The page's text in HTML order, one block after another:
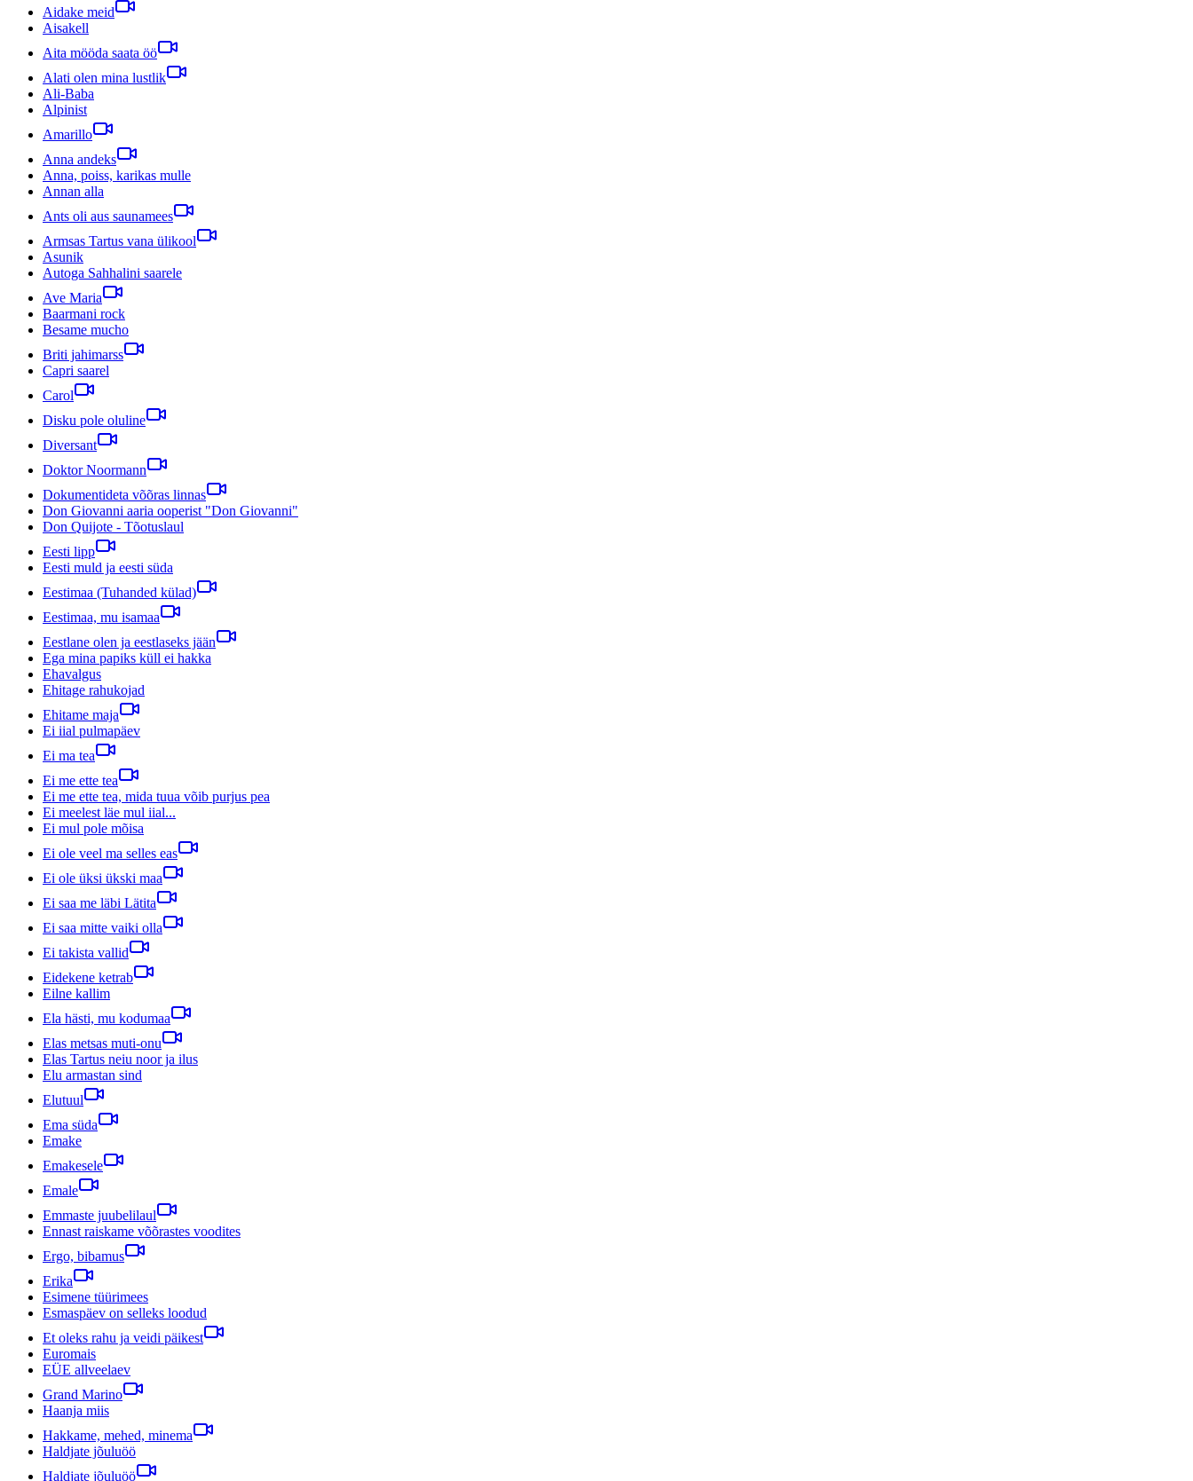
Aidake meid
Aisakell
Aita mööda saata öö
Alati olen mina lustlik
Ali-Baba
Alpinist
Amarillo
Anna andeks
Anna, poiss, karikas mulle
Annan alla
Ants oli aus saunamees
Armsas Tartus vana ülikool
Asunik
Autoga Sahhalini saarele
Ave Maria
Baarmani rock
Besame mucho
Briti jahimarss
Capri saarel
Carol
Disku pole oluline
Diversant
Doktor Noormann
Dokumentideta võõras linnas
Don Giovanni aaria ooperist "Don Giovanni"
Don Quijote - Tõotuslaul
Eesti lipp
Eesti muld ja eesti süda
Eestimaa (Tuhanded külad)
Eestimaa, mu isamaa
Eestlane olen ja eestlaseks jään
Ega mina papiks küll ei hakka
Ehavalgus
Ehitage rahukojad
Ehitame maja
Ei iial pulmapäev
Ei ma tea
Ei me ette tea
Ei me ette tea, mida tuua võib purjus pea
Ei meelest läe mul iial...
Ei mul pole mõisa
Ei ole veel ma selles eas
Ei ole üksi ükski maa
Ei saa me läbi Lätita
Ei saa mitte vaiki olla
Ei takista vallid
Eidekene ketrab
Eilne kallim
Ela hästi, mu kodumaa
Elas metsas muti-onu
Elas Tartus neiu noor ja ilus
Elu armastan sind
Elutuul
Ema süda
Emake
Emakesele
Emale
Emmaste juubelilaul
Ennast raiskame võõrastes voodites
Ergo, bibamus
Erika
Esimene tüürimees
Esmaspäev on selleks loodud
Et oleks rahu ja veidi päikest
Euromais
EÜE allveelaev
Grand Marino
Haanja miis
Hakkame, mehed, minema
Haldjate jõuluöö
Haldjate jõuluöö